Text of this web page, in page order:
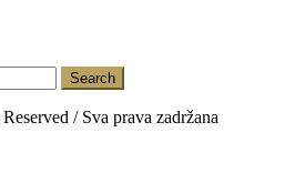
Search
/ Sva prava zadržana